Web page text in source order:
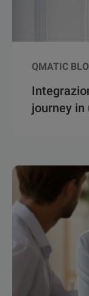
QMATIC
journey in